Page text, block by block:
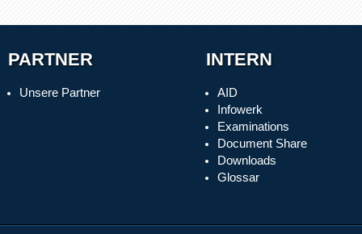
PARTNER
Unsere Partner
INTERN
AID
Infowerk
Examinations
Document Share
Downloads
Glossar